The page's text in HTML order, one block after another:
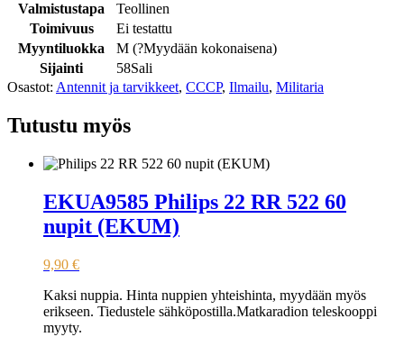
Valmistustapa
Teollinen
Toimivuus
Ei testattu
Myyntiluokka
M (?Myydään kokonaisena)
Sijainti
58Sali
Osastot: Antennit ja tarvikkeet, CCCP, Ilmailu, Militaria
Tutustu myös
EKUA9585 Philips 22 RR 522 60
nupit (EKUM)
9,90 €
Kaksi nuppia. Hinta nuppien yhteishinta, myydään myös
erikseen. Tiedustele sähköpostilla.Matkaradion teleskooppi
myyty.